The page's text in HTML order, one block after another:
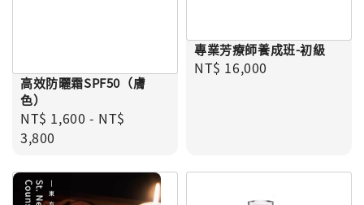
高效防曬霜SPF50（膚
色）
Regular price
NT$ 1,600 - NT$
3,800
專業芳療師養成班-初級
Regular price
NT$ 16,000